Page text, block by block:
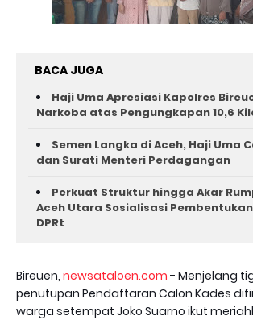
BACA JUGA
Haji Uma Apresiasi Kapolres
Narkoba atas Pengungkapan 10,6
Semen Langka di Aceh, Haji Uma
dan Surati Menteri Perdagangan
Perkuat Struktur hingga Akar
Aceh Utara Sosialisasi Pembentukan
DPRt
Bireuen, newsataloen.com - Menjelang
penutupan Pendaftaran Calon Kades
warga setempat Joko Suarno ikut